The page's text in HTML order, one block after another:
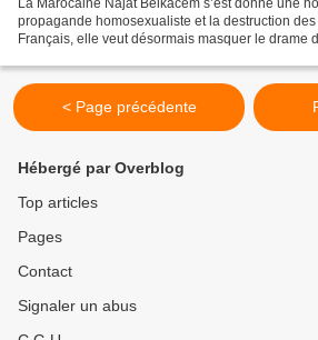
La Marocaine Najat Belkacem s’est donné une
propagande homosexualiste et la destruction
Français, elle veut désormais masquer le drame
< Page précédente
Hébergé par Overblog
Top articles
Pages
Contact
Signaler un abus